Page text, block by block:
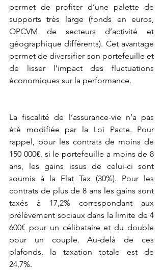
permet de profiter d’une palette de
supports très large (fonds en euros,
OPCVM de secteurs d’activité et
géographique différents). Cet avantage
permet de diversifier son portefeuille et
de lisser l’impact des fluctuations
économiques sur la performance.
La fiscalité de l’assurance-vie n’a pas
été modifiée par la Loi Pacte. Pour
rappel, pour les contrats de moins de
150 000€, si le portefeuille a moins de 8
ans, les gains issus de celui-ci sont
soumis à la Flat Tax (30%). Pour les
contrats de plus de 8 ans les gains sont
taxés à 17,2% correspondant aux
prélèvement sociaux dans la limite de 4
600€ pour un célibataire et du double
pour un couple. Au-delà de ces
plafonds, la taxation totale est de
24,7%.